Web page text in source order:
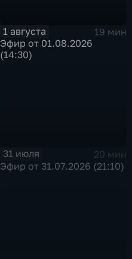
1 августа
19 мин
Эфир от 01.08.2026
(14:30)
31 июля
20 мин
Эфир от 31.07.2026 (21:10)